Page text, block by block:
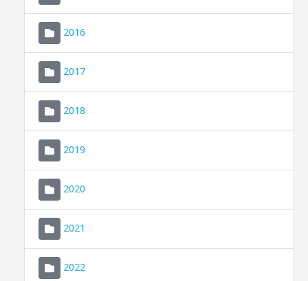
2016
2017
2018
2019
2020
2021
2022